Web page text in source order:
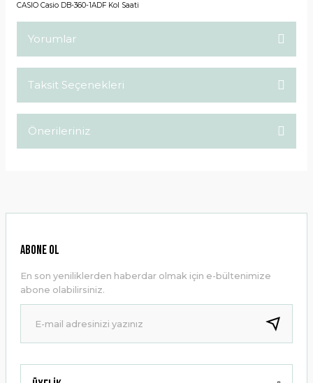
CASIO Casio DB-360-1ADF Kol Saati
Yorumlar
Taksit Seçenekleri
Önerileriniz
Ürün resmi kalitesiz, bozuk veya görüntülenemiyor.
Ürün bilgilerinde hatalar bulunuyor.
Ürün fiyatı diğer sitelerden daha pahalı.
Bu ürüne benzer farklı alternatifler olmalı.
ABONE OL
En son yeniliklerden haberdar olmak için e-bültenimize
abone olabilirsiniz.